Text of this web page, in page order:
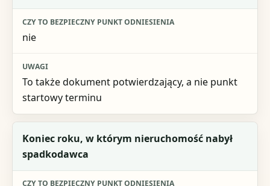
nie
To także dokument potwierdzający, a nie punkt
startowy terminu
Koniec roku, w którym nieruchomość nabył
spadkodawca